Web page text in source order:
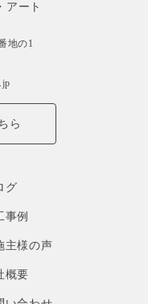
アート
地の1
ら
グ
事例
主様の声
概要